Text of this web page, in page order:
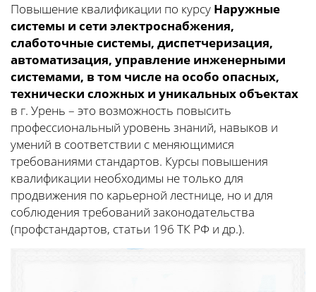
Повышение квалификации по курсу Наружные
системы и сети электроснабжения,
слаботочные системы, диспетчеризация,
автоматизация, управление инженерными
системами, в том числе на особо опасных,
технически сложных и уникальных объектах
в г. Урень – это возможность повысить
профессиональный уровень знаний, навыков и
умений в соответствии с меняющимися
требованиями стандартов. Курсы повышения
квалификации необходимы не только для
продвижения по карьерной лестнице, но и для
соблюдения требований законодательства
(профстандартов, статьи 196 ТК РФ и др.).